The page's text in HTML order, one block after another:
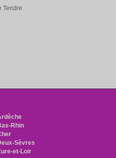
Tendre
Rhin
Sèvres
et-Loir